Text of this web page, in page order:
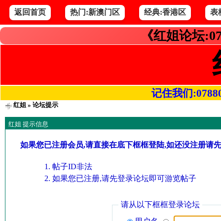
返回首页 热门:新澳门区 经典:香港区 表
《红姐论坛
记住我们
红姐» 论坛提示
红姐 提示信息
如果您已注册会员,请直接在底下框框登陆,如还没注册请
帖子ID非法
如果您已注册,请先登录论坛即可游览帖子
请从以下框框登录论坛